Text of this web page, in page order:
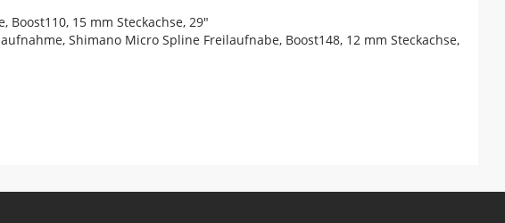
Boost110, 15 mm Steckachse, 29"
Shimano Micro Spline Freilaufnabe, Boost148, 12 mm Steckachse,